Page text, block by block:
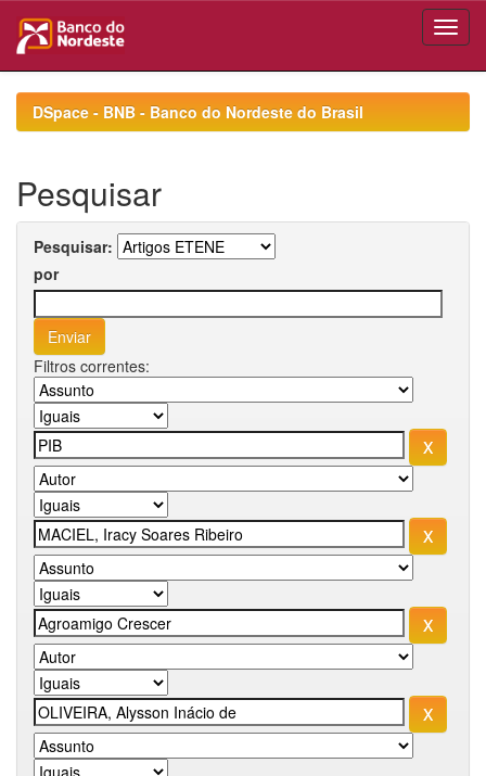
navigationDSpace - BNB - Banco do Nordeste do Brasil
Pesquisar
Pesquisar:
por
Filtros correntes: